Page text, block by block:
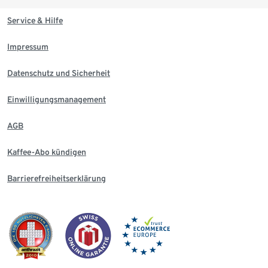
Service & Hilfe
Impressum
Datenschutz und Sicherheit
Einwilligungsmanagement
AGB
Kaffee-Abo kündigen
Barrierefreiheitserklärung